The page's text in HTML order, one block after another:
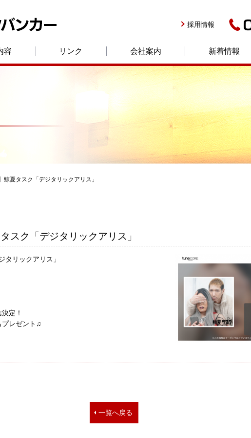
採用情報
容 リンク 会社案内 新着情報
鯨夏タスク「デジタリックアリス」
スク「デジタリックアリス」
タリックアリス」
定！
プレゼント♫
一覧へ戻る